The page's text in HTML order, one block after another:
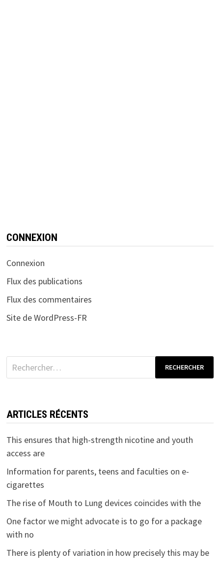
CONNEXION
Connexion
Flux des publications
Flux des commentaires
Site de WordPress-FR
Rechercher :
ARTICLES RÉCENTS
This ensures that high-strength nicotine and youth
access are
Information for parents, teens and faculties on e-
cigarettes
The rise of Mouth to Lung devices coincides with the
One factor we might advocate is to go for a package
with no
There is plenty of variation in how precisely this may be